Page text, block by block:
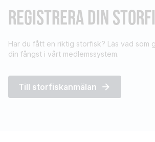
REGISTRERA DIN
Har du fått en riktig storfisk? Läs vad som
din fångst i vårt medlemssystem.
Till storfiskanmälan